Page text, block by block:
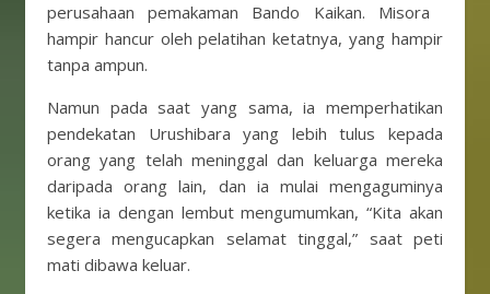
perusahaan pemakaman Bando Kaikan. Misora ​​
hampir hancur oleh pelatihan ketatnya, yang hampir
tanpa ampun.
Namun pada saat yang sama, ia memperhatikan
pendekatan Urushibara yang lebih tulus kepada
orang yang telah meninggal dan keluarga mereka
daripada orang lain, dan ia mulai mengaguminya
ketika ia dengan lembut mengumumkan, “Kita akan
segera mengucapkan selamat tinggal,” saat peti
mati dibawa keluar.